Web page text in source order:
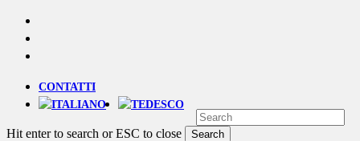
Skip
content
CONTATTI
Hit enter to search or ESC to close Search